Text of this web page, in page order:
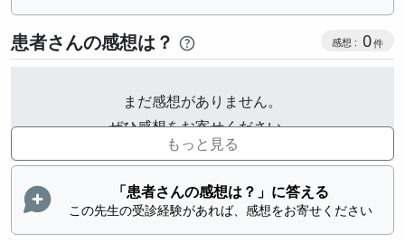
患者さんの感想は？ 感想投稿
0
まだ感想がありません。
ぜひ感想をお寄せください。
もっと見る
「患者さんの感想は？」に答える
この先生の受診経験があれば、感想をお寄せください